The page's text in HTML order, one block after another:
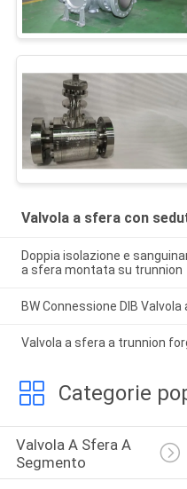
Valvola a sfera con
Doppia isolazione e
a sfera montata su trunnion
BW Connessione DIB
Valvola a sfera a trunnion
Categorie
Valvola A Sfera A
Segmento